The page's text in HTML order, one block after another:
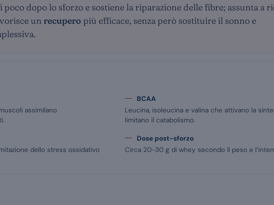
dopo lo sforzo e sostiene la riparazione delle fibre; assunta a
un recupero più efficace, senza però sostituire il sonno e
assimilano
BCAA
Leucina, isoleucina e valina che attivano la
limitano il catabolismo.
dello stress ossidativo
Dose post-sforzo
Circa 20-30 g di whey secondo il peso e